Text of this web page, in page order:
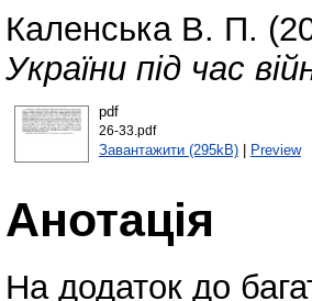
Каленська В. П.
України під час
pdf
26-33.pdf
Завантажити (295kB)| Preview
Анотація
На додаток до